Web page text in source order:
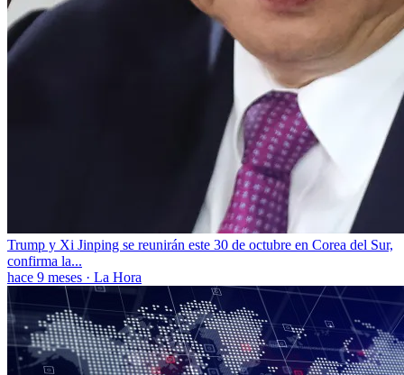
Trump y Xi Jinping se reunirán este 30 de octubre en Corea del Sur,
confirma la...
hace 9 meses · La Hora